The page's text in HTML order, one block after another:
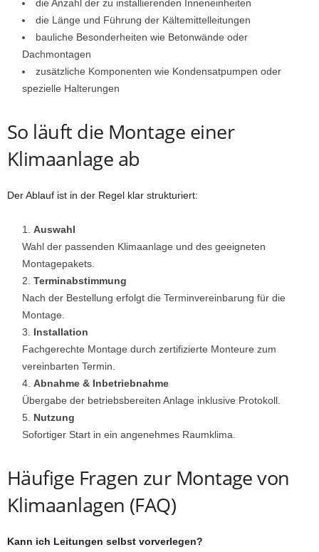
die Anzahl der zu installierenden Inneneinheiten
die Länge und Führung der Kältemittelleitungen
bauliche Besonderheiten wie Betonwände oder
Dachmontagen
zusätzliche Komponenten wie Kondensatpumpen oder
spezielle Halterungen
So läuft die Montage einer
Klimaanlage ab
Der Ablauf ist in der Regel klar strukturiert:
Auswahl
Wahl der passenden Klimaanlage und des geeigneten
Montagepakets.
Terminabstimmung
Nach der Bestellung erfolgt die Terminvereinbarung für die
Montage.
Installation
Fachgerechte Montage durch zertifizierte Monteure zum
vereinbarten Termin.
Abnahme & Inbetriebnahme
Übergabe der betriebsbereiten Anlage inklusive Protokoll.
Nutzung
Sofortiger Start in ein angenehmes Raumklima.
Häufige Fragen zur Montage von
Klimaanlagen (FAQ)
Kann ich Leitungen selbst vorverlegen?